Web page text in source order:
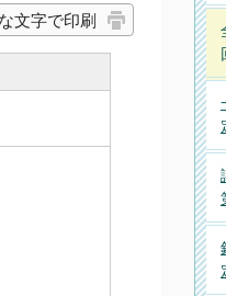
文字で印刷